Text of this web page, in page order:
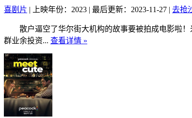
喜剧片 | 上映年份：2023 | 最后更新：2023-11-27 | 去抢
散户逼空了华尔街大机构的故事要被拍成电影啦！
群业余投资... 查看详情 »